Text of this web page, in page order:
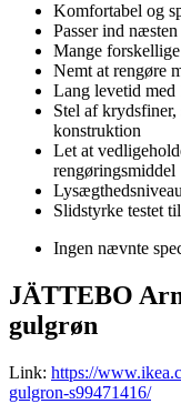
Komfortabel og
Passer ind
Mange
Nemt at rengøre
Lang levetid med
Stel af
konstruktion
Let at
rengøringsmiddel
Slidstyrke testet
Ingen nævnte
JÄTTEBO
gulgrøn
Link: https://
gulgron-s99471416/